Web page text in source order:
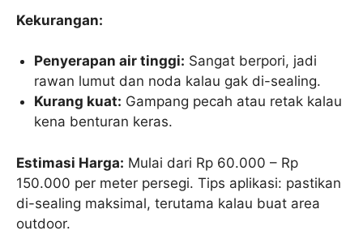
Kekurangan:
Penyerapan air tinggi: Sangat berpori, jadi
rawan lumut dan noda kalau gak di-sealing.
Kurang kuat: Gampang pecah atau retak kalau
kena benturan keras.
Estimasi Harga: Mulai dari Rp 60.000 – Rp
150.000 per meter persegi. Tips aplikasi: pastikan
di-sealing maksimal, terutama kalau buat area
outdoor.